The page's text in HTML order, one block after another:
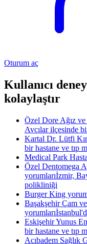
Oturum aç
Kullanıcı
kolaylaştır
Özel Dore Ağız
Avcılar ilçesinde
Kartal Dr. Lütfi
bir hastane ve tıp
Medical Park
Özel Dentomega
yorumlarıİzmir,
polikliniği
Burger King
Başakşehir Çam
yorumları
Eskişehir Yunus
bir hastane ve tıp
Acıbadem Sağlık